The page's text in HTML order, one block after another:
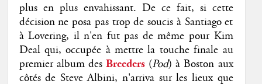
plus en plus envahissant. De ce fait, si cette
décision ne posa pas trop de soucis à Santiago et
à Lovering, il n'en fut pas de même pour Kim
Deal qui, occupée à mettre la touche finale au
premier album desBreeders (Pod) à Boston aux
côtés de Steve Albini, n'arriva sur les lieux que